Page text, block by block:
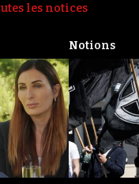
les notices
Notions